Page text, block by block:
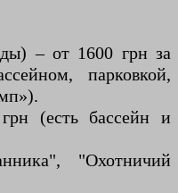
– от 1600 грн за
парковкой,
(есть бассейн и
"Охотничий